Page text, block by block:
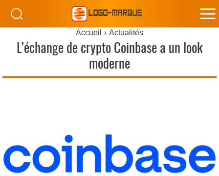
Accueil Actualités
L’échange de crypto Coinbase a un look
moderne